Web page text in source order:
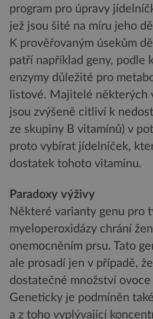
program pro úpravy
jež jsou šité na míru jeho
K prověřovaným úsekům
patří například geny, podle
enzymy důležité pro
listové. Majitelé některých
jsou zvýšeně citliví k
ze skupiny B vitamínů) v
proto vybírat jídelníček,
dostatek tohoto vitaminu.
Paradoxy výživy
Některé varianty genu pro
myeloperoxidázy chrání
onemocněním prsu. Tato
ale prosadí jen v případě,
dostatečné množství ovoce
Geneticky je podmíněn
a z toho vyplývající